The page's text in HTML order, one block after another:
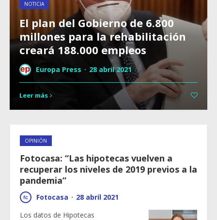
NOTICIA
El plan del Gobierno de 6.800
millones para la rehabilitación
creará 188.000 empleos
Europa Press · 28 abril 2021
Leer más
OPINIÓN
Fotocasa: “Las hipotecas vuelven a
recuperar los niveles de 2019 previos a la
pandemia”
Fotocasa · 28 abril 2021
Los datos de Hipotecas